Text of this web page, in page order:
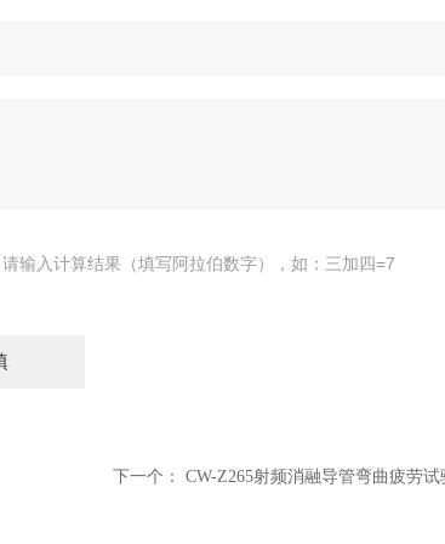
请输入计算结果（填写阿拉伯数字），如：三加四=7
下一个： CW-Z265射频消融导管弯曲疲劳试